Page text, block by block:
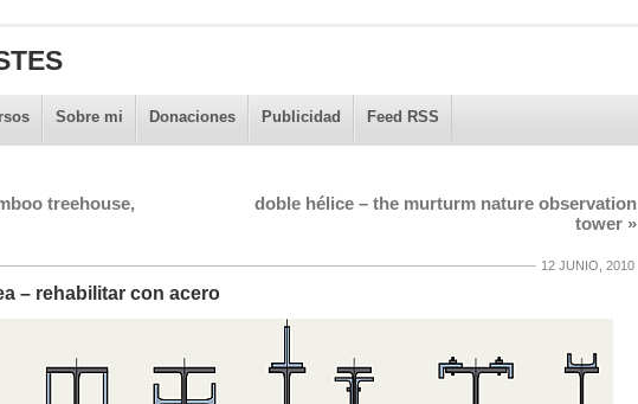
Sobre mi Donaciones Publicidad Feed RSS
treehouse,
doble hélice – the murturm nature observation
tower »
12 JUNIO, 2010
– rehabilitar con acero